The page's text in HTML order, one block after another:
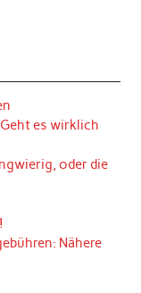
es wirklich
oder die
Nähere